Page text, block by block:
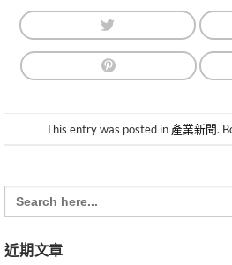
This entry was posted in 產業新聞.
Search
for:
近期文章